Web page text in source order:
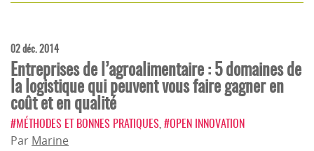
02 déc. 2014
Entreprises de l’agroalimentaire : 5 domaines de
la logistique qui peuvent vous faire gagner en
coût et en qualité
#MÉTHODES ET BONNES PRATIQUES #OPEN INNOVATION
Par Marine